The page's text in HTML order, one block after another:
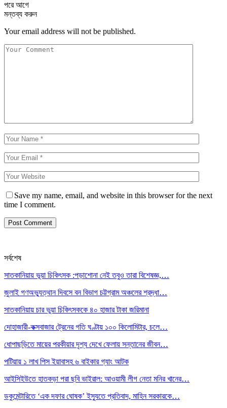
পরেআগে
মন্তব্য করুন
Your email address will not be published.
Save my name, email, and website in this browser for the next
time I comment.
সর্বশেষ
সাতকানিয়ায় ভূয়া চিকিৎসক :পড়াশোনা নেই তবুও তারা বিশেষজ্ঞ,…
জুলাই গণঅভ্যুত্থান দিবসে বন বিভাগ চট্টগ্রাম অঞ্চলের শ্রদ্ধা…
সাতকানিয়ায় চার ভুয়া চিকিৎসককে ৪০ হাজার টাকা জরিমানা
দোহাজারী-কক্সবাজার ট্রেনের গতি ঘণ্টায় ১০০ কিলোমিটার, চলে…
ধোপাছড়িতে মায়ের পরকীয়ার দৃশ্য দেখে ফেলায় সন্তানের জীবন…
পটিয়ায় ১ লাখ পিস ইয়াবাসহ ৬ বাইকার গ্যাং আটক
আইসিইউতে হাতকড়া পরা ছবি ভাইরাল: আওয়ামী লীগ নেতা মনির খানের…
ডকুমেন্টারিতে ‘এক দফার ঘোষক’ ইস্যুতে প্রতিবাদ, মাহিন সরকারকে…